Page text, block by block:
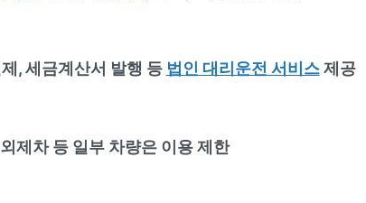
, 세금계산서 발행 등 법인 대리운전 서비스제공
제차 등 일부 차량은 이용 제한